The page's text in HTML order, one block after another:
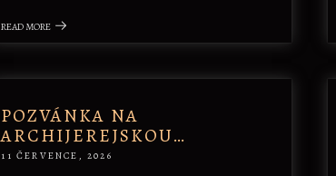
READ MORE
POZVÁNKA NA
ARCHIJEREJSKOU…
11 ČERVENCE, 2026